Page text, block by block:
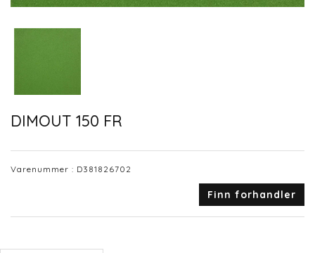
DIMOUT 150 FR
Varenummer : D381826702
Finn forhandler